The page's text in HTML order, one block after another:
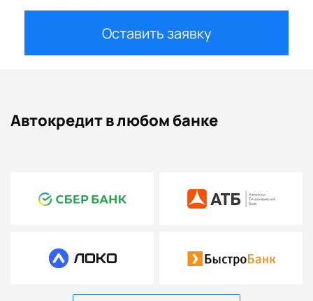
Оставить заявку
Автокредит в любом банке